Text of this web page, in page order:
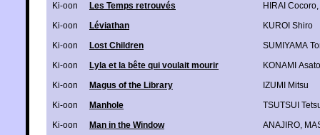
Ki-oon
Les Temps retrouvés HIRAI Cocoro,
Ki-oon
Léviathan
KUROI Shiro
Ki-oon
Lost Children
SUMIYAMA
Ki-oon
Lyla et la bête qui voulait mourir
KONAMI Asato
Ki-oon
Magus of the Library
IZUMI Mitsu
Ki-oon
Manhole
TSUTSUI
Ki-oon
Man in the Window ANAJIRO,